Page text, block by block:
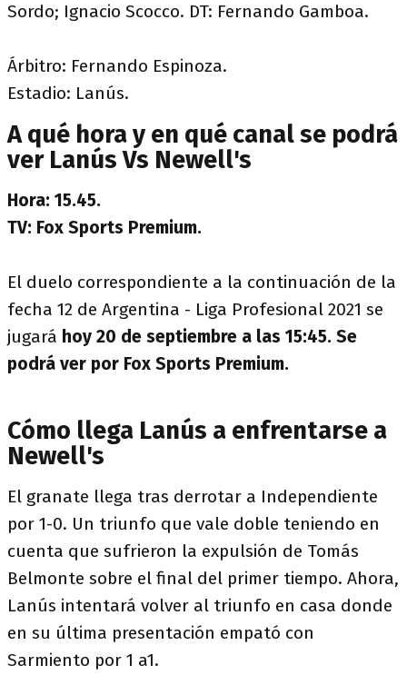
Sordo; Ignacio Scocco. DT: Fernando Gamboa.
Árbitro: Fernando Espinoza.
Estadio: Lanús.
A qué hora y en qué canal se podrá
ver Lanús Vs Newell's
Hora: 15.45.
TV: Fox Sports Premium.
El duelo correspondiente a la continuación de la
fecha 12 de Argentina - Liga Profesional 2021 se
jugará hoy 20 de septiembre a las 15:45. Se
podrá ver por Fox Sports Premium.
Cómo llega Lanús a enfrentarse a
Newell's
El granate llega tras derrotar a Independiente
por 1-0. Un triunfo que vale doble teniendo en
cuenta que sufrieron la expulsión de Tomás
Belmonte sobre el final del primer tiempo. Ahora,
Lanús intentará volver al triunfo en casa donde
en su última presentación empató con
Sarmiento por 1 a1.